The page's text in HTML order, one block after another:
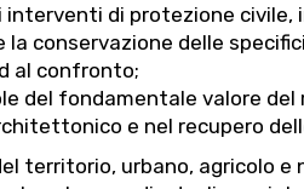
di protezione civile,
la conservazione delle
al confronto;
del fondamentale valore
e nel recupero
territorio, urbano, agricolo